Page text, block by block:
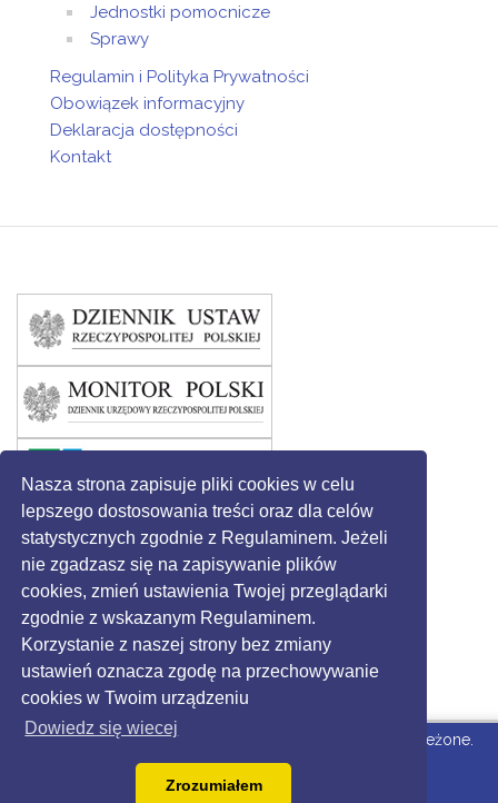
Nasza strona zapisuje pliki cookies w celu
lepszego dostosowania treści oraz dla celów
statystycznych zgodnie z Regulaminem. Jeżeli
nie zgadzasz się na zapisywanie plików
cookies, zmień ustawienia Twojej przeglądarki
zgodnie z wskazanym Regulaminem.
Korzystanie z naszej strony bez zmiany
ustawień oznacza zgodę na przechowywanie
cookies w Twoim urządzeniu
Dowiedz się wiecej
Zrozumiałem
Homska -
Makowska -
Kierownik
Centrum Usług
Wspólnych
Maria
Artykuł został
zmieniony.
Dodane
załączniki
Maria Jolanta
Kin - Radna Rady
Krzysztof
Kołacki - Radny
Rady Gminy
Longina
Raburska -
Radna Rady
Gminy
Marcin
Tajchert - Radny
Rady Gminy
Anna
Wasilewska -
Radna Rady
Gminy
Jednostki pomocnicze
Sprawy
Regulamin i Polityka Prywatności
Obowiązek informacyjny
Deklaracja dostępności
Kontakt
© 2016 - Gmina Święciechowa. Wszystkie prawa zastrzeżone.
Strona dla Urzędu
wdrożone przez Grikon.eu |
dostepny.joomla.pl